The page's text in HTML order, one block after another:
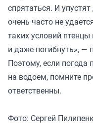
спрятаться. И
очень часто не
таких условий
и даже погибнуть», —
Поэтому, если погода
на водоем, помните
ответственны.
Фото: Сергей